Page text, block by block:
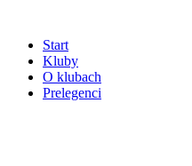
treści
Start
Kluby
O klubach
Prelegenci